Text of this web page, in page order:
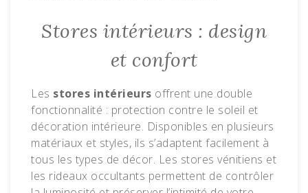
Stores intérieurs : design
et confort
Les stores intérieurs offrent une double
fonctionnalité : protection contre le soleil et
décoration intérieure. Disponibles en plusieurs
matériaux et styles, ils s’adaptent facilement à
tous les types de décor. Les stores vénitiens et
les rideaux occultants permettent de contrôler